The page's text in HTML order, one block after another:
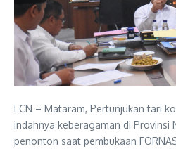
LCN – Mataram, Pertunjukan tari
indahnya keberagaman di Provinsi
penonton saat pembukaan